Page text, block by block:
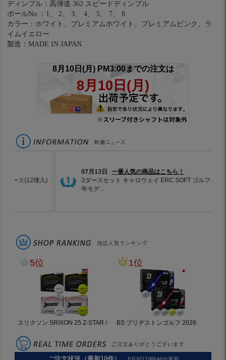
ディンプル：高弾道 362 スピードディンプル
ボールNo.：1、 2、 3、 4、 5、 7、 8
カラー：ホワイト、プレミアムホワイト、プレミアムピンク、ラ
イムイエロー
製造：MADE IN JAPAN
※スリーブ付きシャフトは対象外